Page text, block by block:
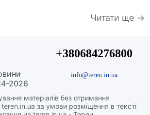
Читати ще →
2026
матеріалів без отримання
teren.in.ua за умови розміщення в тексті
+380684276800
info@teren.in.ua